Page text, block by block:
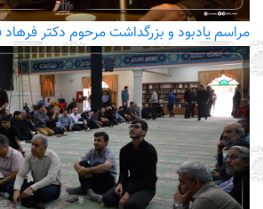
مراسم یادبود و بزرگداشت مرحوم دکتر